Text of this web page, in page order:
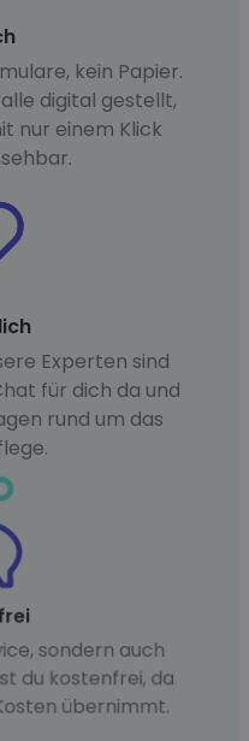
kein Papier.
digital gestellt,
nur einem Klick
Experten sind
für dich da und
rund um das
sondern auch
du kostenfrei, da
übernimmt.